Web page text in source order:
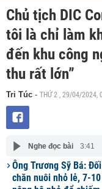
Chủ tịch DIC
tôi là chỉ làm
đến khu công
thu rất lớn”
Tri Túc - THỨ 2 , 29/04/2024,
Nghe đọc bài 3:41
Ông Trương Sỹ Bá:
chăn nuôi nhỏ lẻ, 7-